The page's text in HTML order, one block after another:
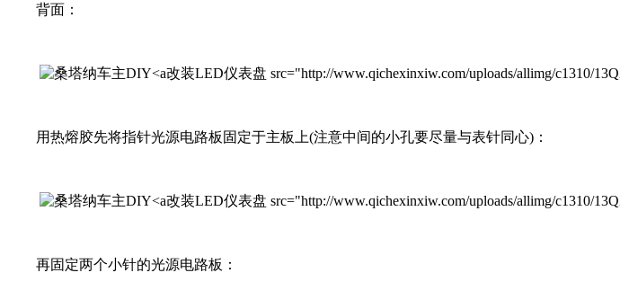
背面：
改装LED仪表盘 src="http://www.qichexinxiw.com/uploads/allimg/c1310/
用热熔胶先将指针光源电路板固定于主板上(注意中间的小孔要尽量与表针同心)：
改装LED仪表盘 src="http://www.qichexinxiw.com/uploads/allimg/c1310/
再固定两个小针的光源电路板：